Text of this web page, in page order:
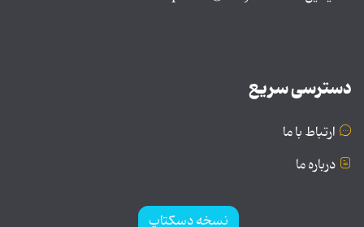
دسترسی سریع
ارتباط با ما
درباره ما
نسخه دسکتاپ